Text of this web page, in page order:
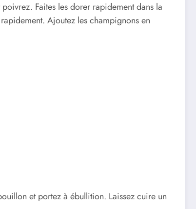
Faites les dorer rapidement dans la
Ajoutez les champignons en
et portez à ébullition. Laissez cuire un